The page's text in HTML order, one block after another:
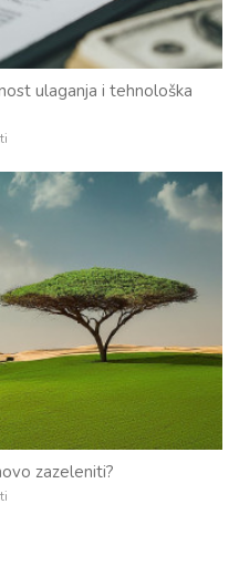
ulaganja i tehnološka
zazeleniti?